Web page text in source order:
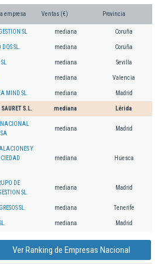
empresa Ventas (€) Provincia
SL mediana Coruña
SL. mediana Coruña
mediana Sevilla
mediana Valencia
MIND SL. mediana Madrid
SAURET S.L. mediana Lérida
mediana Madrid
Y
mediana Huesca
DE
SL.
mediana Madrid
SL. mediana Tenerife
mediana Madrid
Ver Ranking de Empresas Nacional